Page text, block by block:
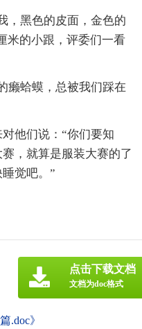
，黑色的皮面，金色的
米的小跟，评委们一看
癞蛤蟆，总被我们踩在
他们说：“你们要知
，就算是服装大赛的了
觉吧。”
.doc》
点击下载文档
文档为doc格式